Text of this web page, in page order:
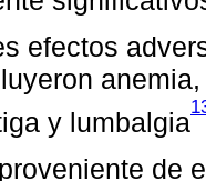
efectos
y lumbalgia
de